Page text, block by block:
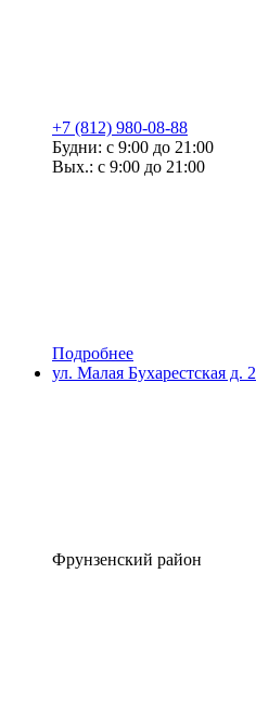
+7 (812) 980-08-88
Будни: с 9:00 до 21:00
Вых.: с 9:00 до 21:00
Подробнее
ул. Малая Бухарестская д. 2
Фрунзенский район